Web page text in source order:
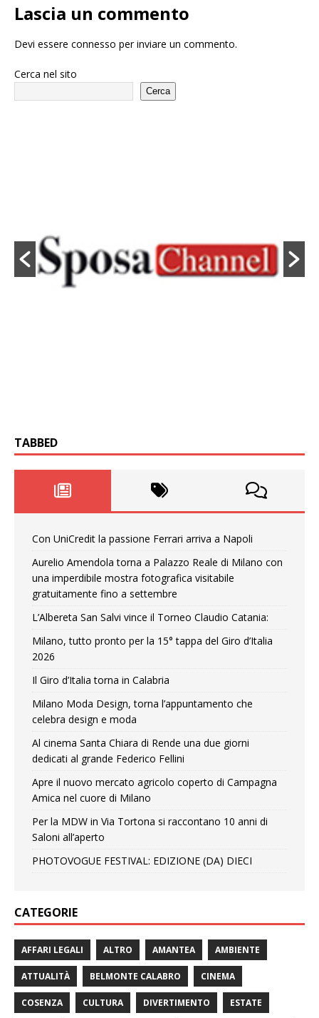
Lascia un commento
Devi essere connesso per inviare un commento.
Cerca nel sito
Cerca
TABBED
Con UniCredit la passione Ferrari arriva a Napoli
Aurelio Amendola torna a Palazzo Reale di Milano con
una imperdibile mostra fotografica visitabile
gratuitamente fino a settembre
L’Albereta San Salvi vince il Torneo Claudio Catania:
Milano, tutto pronto per la 15° tappa del Giro d’Italia
2026
Il Giro d’Italia torna in Calabria
Milano Moda Design, torna l’appuntamento che
celebra design e moda
Al cinema Santa Chiara di Rende una due giorni
dedicati al grande Federico Fellini
Apre il nuovo mercato agricolo coperto di Campagna
Amica nel cuore di Milano
Per la MDW in Via Tortona si raccontano 10 anni di
Saloni all’aperto
PHOTOVOGUE FESTIVAL: EDIZIONE (DA) DIECI
CATEGORIE
AFFARI LEGALI ALTRO AMANTEA AMBIENTE
ATTUALITÀ BELMONTE CALABRO CINEMA
COSENZA CULTURA DIVERTIMENTO ESTATE